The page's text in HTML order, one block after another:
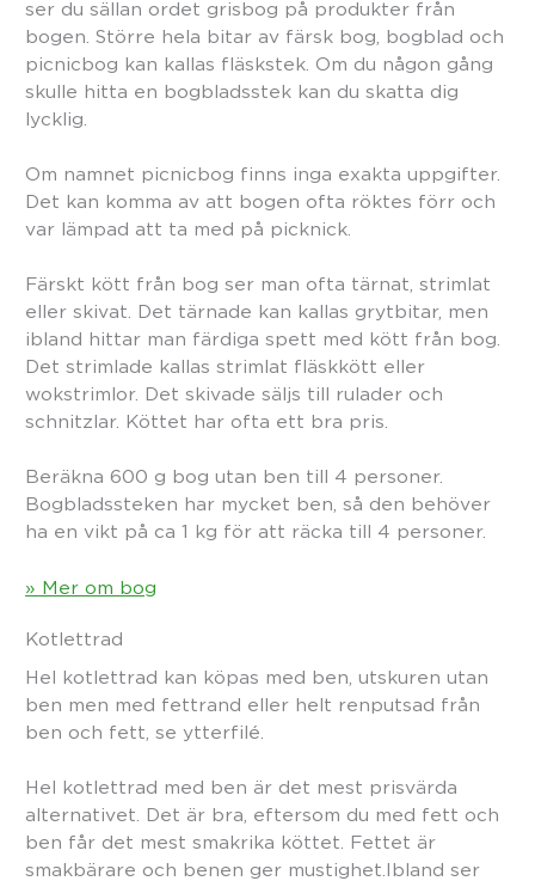
ser du sällan ordet grisbog på produkter från
bogen. Större hela bitar av färsk bog, bogblad och
picnicbog kan kallas fläskstek. Om du någon gång
skulle hitta en bogbladsstek kan du skatta dig
lycklig.
Om namnet picnicbog finns inga exakta uppgifter.
Det kan komma av att bogen ofta röktes förr och
var lämpad att ta med på picknick.
Färskt kött från bog ser man ofta tärnat, strimlat
eller skivat. Det tärnade kan kallas grytbitar, men
ibland hittar man färdiga spett med kött från bog.
Det strimlade kallas strimlat fläskkött eller
wokstrimlor. Det skivade säljs till rulader och
schnitzlar. Köttet har ofta ett bra pris.
Beräkna 600 g bog utan ben till 4 personer.
Bogbladssteken har mycket ben, så den behöver
ha en vikt på ca 1 kg för att räcka till 4 personer.
» Mer om bog
Kotlettrad
Hel kotlettrad kan köpas med ben, utskuren utan
ben men med fettrand eller helt renputsad från
ben och fett, se ytterfilé.
Hel kotlettrad med ben är det mest prisvärda
alternativet. Det är bra, eftersom du med fett och
ben får det mest smakrika köttet. Fettet är
smakbärare och benen ger mustighet.Ibland ser